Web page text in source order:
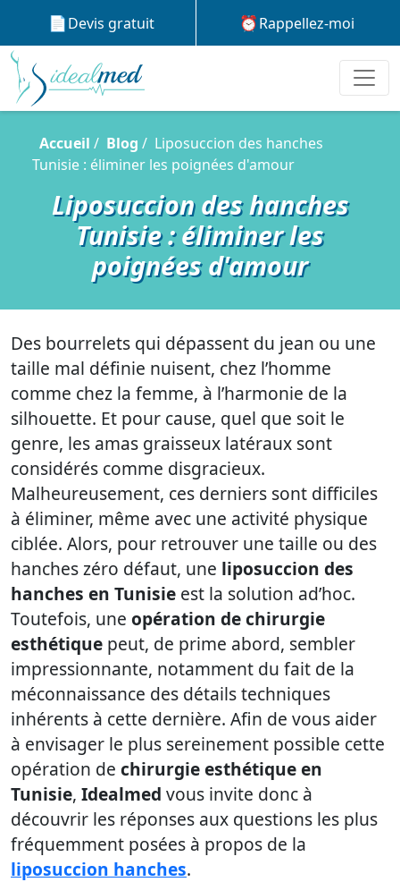
Devis gratuit Rappellez-moi
Accueil Blog
Liposuccion des hanches
Tunisie : éliminer les poignées d'amour
Liposuccion des hanches
Tunisie : éliminer les
poignées d'amour
Des bourrelets qui dépassent du jean ou une
taille mal définie nuisent, chez l’homme
comme chez la femme, à l’harmonie de la
silhouette. Et pour cause, quel que soit le
genre, les amas graisseux latéraux sont
considérés comme disgracieux.
Malheureusement, ces derniers sont difficiles
à éliminer, même avec une activité physique
ciblée. Alors, pour retrouver une taille ou des
hanches zéro défaut, une liposuccion des
hanches en Tunisie est la solution ad’hoc.
Toutefois, une opération de chirurgie
esthétique peut, de prime abord, sembler
impressionnante, notamment du fait de la
méconnaissance des détails techniques
inhérents à cette dernière. Afin de vous aider
à envisager le plus sereinement possible cette
opération de chirurgie esthétique en
Tunisie, Idealmed vous invite donc à
découvrir les réponses aux questions les plus
fréquemment posées à propos de la
liposuccion hanches.